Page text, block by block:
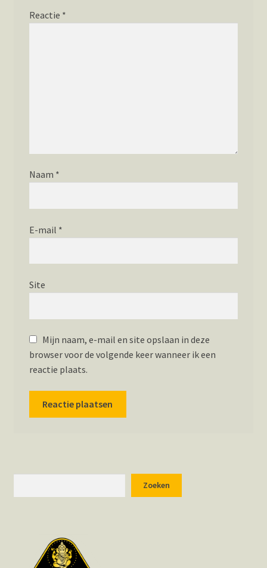
Reactie *
Naam *
E-mail *
Site
Mijn naam, e-mail en site opslaan in deze
browser voor de volgende keer wanneer ik een
reactie plaats.
Zoeken